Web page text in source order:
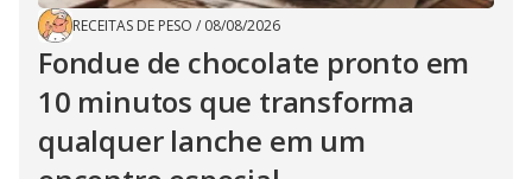
RECEITAS DE PESO / 08/08/2026
Fondue de chocolate pronto em
10 minutos que transforma
qualquer lanche em um